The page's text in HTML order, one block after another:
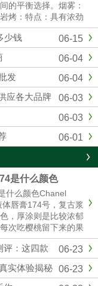
的平衡选择。烟雾：
烤：特点：具有浓劲
有更大的烟雾。体
。溪烟：特点：提供
薄。体......
06-15
少钱
06-04
06-04
发
06-03
应各大品牌
06-03
06-01
是什么颜色
什么颜色Chanel
唇膏174号，复古浆
，厚涂则是比较浓郁
次吃樱桃留下来的果
近，秋冬季节重口星
些许的相似。黄皮也
06-23
评：这四款
06-23
实体验揭秘